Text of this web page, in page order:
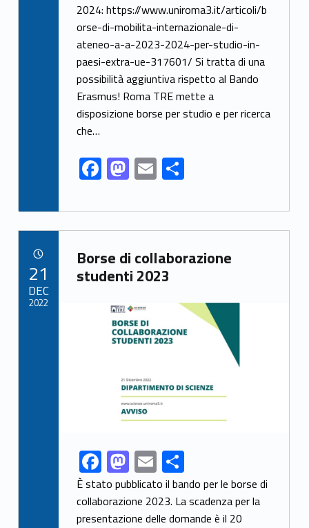
o
o
k
o
n
2024: https://www.uniroma3.it/articoli/b
orse-di-mobilita-internazionale-di-
ateneo-a-a-2023-2024-per-studio-in-
paesi-extra-ue-317601/ Si tratta di una
possibilità aggiuntiva rispetto al Bando
Erasmus! Roma TRE mette a
disposizione borse per studio e per ricerca
che…
F
ac
e
b
o
o
k
M
as
to
d
o
n
E
m
ai
l
S
ar
e
Link identifier archive #link-archive-48958
Borse di collaborazione
studenti 2023
Link identifier share facebook archive #share-link-archive-9654F
ac
e
M
as
to
E
m
ai
S
h
ar
È stato pubblicato il bando per le borse di
collaborazione 2023. La scadenza per la
presentazione delle domande è il 20
21
DEC
2022